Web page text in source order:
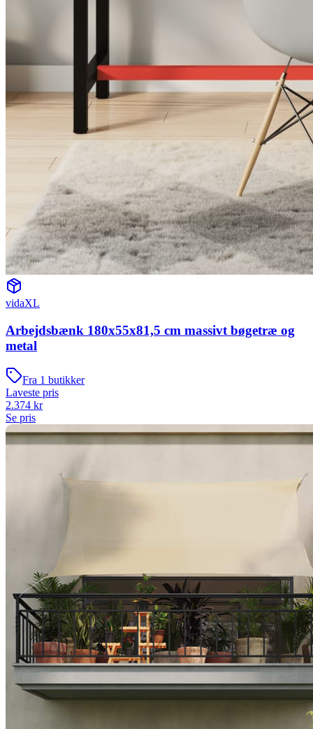
vidaXL
Arbejdsbænk 180x55x81,5 cm massivt bøgetræ og
metal
Fra 1 butikker
Laveste pris
2.374 kr
Se pris